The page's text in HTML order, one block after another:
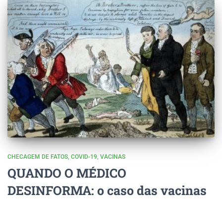
CHECAGEM DE FATOS COVID-19 VACINAS
QUANDO O MÉDICO
DESINFORMA: o caso das vacinas